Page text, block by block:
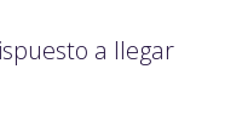
a llegar